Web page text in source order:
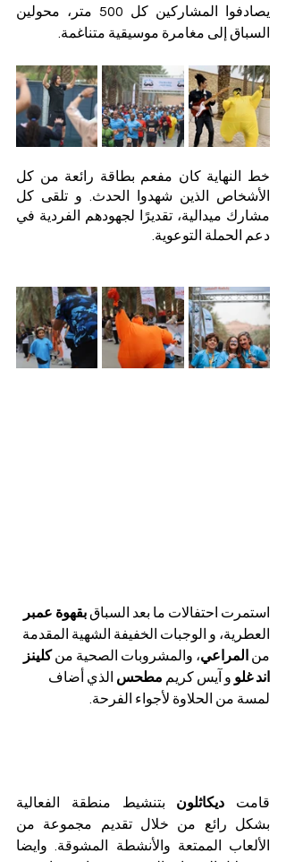
السباق إلى مغامرة موسيقية متناغمة.
دعم الحملة التوعوية.
استمرت احتفالات ما بعد السباق بقهوة عمبر
العطرية، و الوجبات الخفيفة الشهية المقدمة
من المراعي، والمشروبات الصحية من كلينز
اند غلو و آيس كريم مطحس الذي أضاف
لمسة من الحلاوة لأجواء الفرحة.
قامت ديكاثلون